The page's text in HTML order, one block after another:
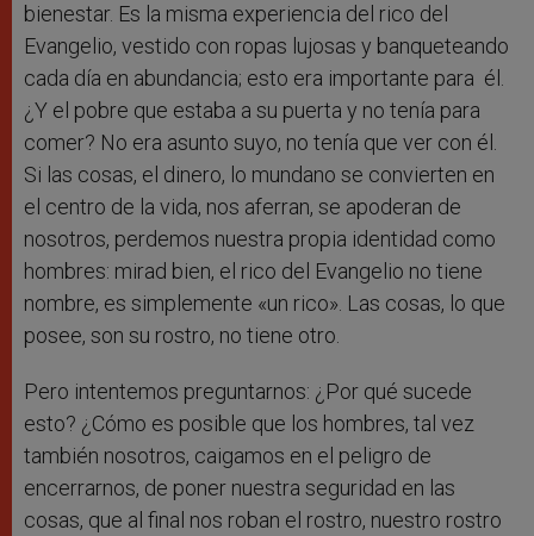
bienestar. Es la misma experiencia del rico del
Evangelio, vestido con ropas lujosas y banqueteando
cada día en abundancia; esto era importante para él.
¿Y el pobre que estaba a su puerta y no tenía para
comer? No era asunto suyo, no tenía que ver con él.
Si las cosas, el dinero, lo mundano se convierten en
el centro de la vida, nos aferran, se apoderan de
nosotros, perdemos nuestra propia identidad como
hombres: mirad bien, el rico del Evangelio no tiene
nombre, es simplemente «un rico». Las cosas, lo que
posee, son su rostro, no tiene otro.
Pero intentemos preguntarnos: ¿Por qué sucede
esto? ¿Cómo es posible que los hombres, tal vez
también nosotros, caigamos en el peligro de
encerrarnos, de poner nuestra seguridad en las
cosas, que al final nos roban el rostro, nuestro rostro